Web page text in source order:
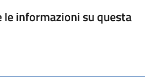
le informazioni su questa